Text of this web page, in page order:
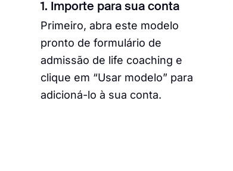
1. Importe para sua conta
Primeiro, abra este modelo
pronto de formulário de
admissão de life coaching e
clique em “Usar modelo” para
adicioná-lo à sua conta.